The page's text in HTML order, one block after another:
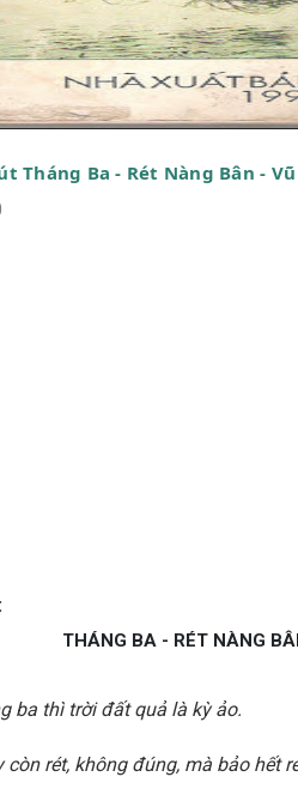
Tháng Ba - Rét Nàng Bân -
THÁNG BA - RÉT NÀNG
ba thì trời đất quả là kỳ ảo.
rét, không đúng, mà bảo hết